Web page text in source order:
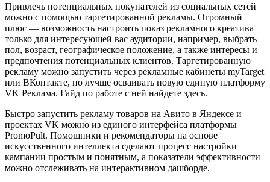
Привлечь потенциальных покупателей из социальных сетей
можно с помощью таргетированной рекламы. Огромный
плюс — возможность настроить показ рекламного креатива
только для интересующей вас аудитории, например, выбрать
пол, возраст, географическое положение, а также интересы и
предпочтения потенциальных клиентов. Таргетированную
рекламу можно запустить через рекламные кабинеты myTarget
или ВКонтакте, но лучше осваивать новую единую платформу
VK Реклама. Гайд по работе с ней найдете здесь.
Быстро запустить рекламу товаров на Авито в Яндексе и
проектах VK можно из единого интерфейса платформы
PromoPult. Помощники и рекомендаторы на основе
искусственного интеллекта сделают процесс настройки
кампании простым и понятным, а показатели эффективности
можно отслеживать на интерактивном дашборде.